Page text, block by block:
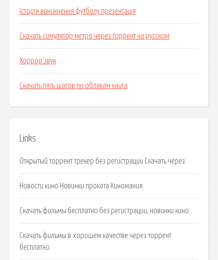
Історія виникнення футболу презентація
Скачать симулятор метро через торрент на русском
Хоррор звук
Скачать пять шагов по облакам книга
Links
Открытый торрент трекер без регистрации Скачать через.
Новости кино Новинки проката Киномания.
Cкачать фильмы бесплатно без регистрации, новинки кино.
Скачать фильмы в хорошем качестве через торрент
бесплатно.